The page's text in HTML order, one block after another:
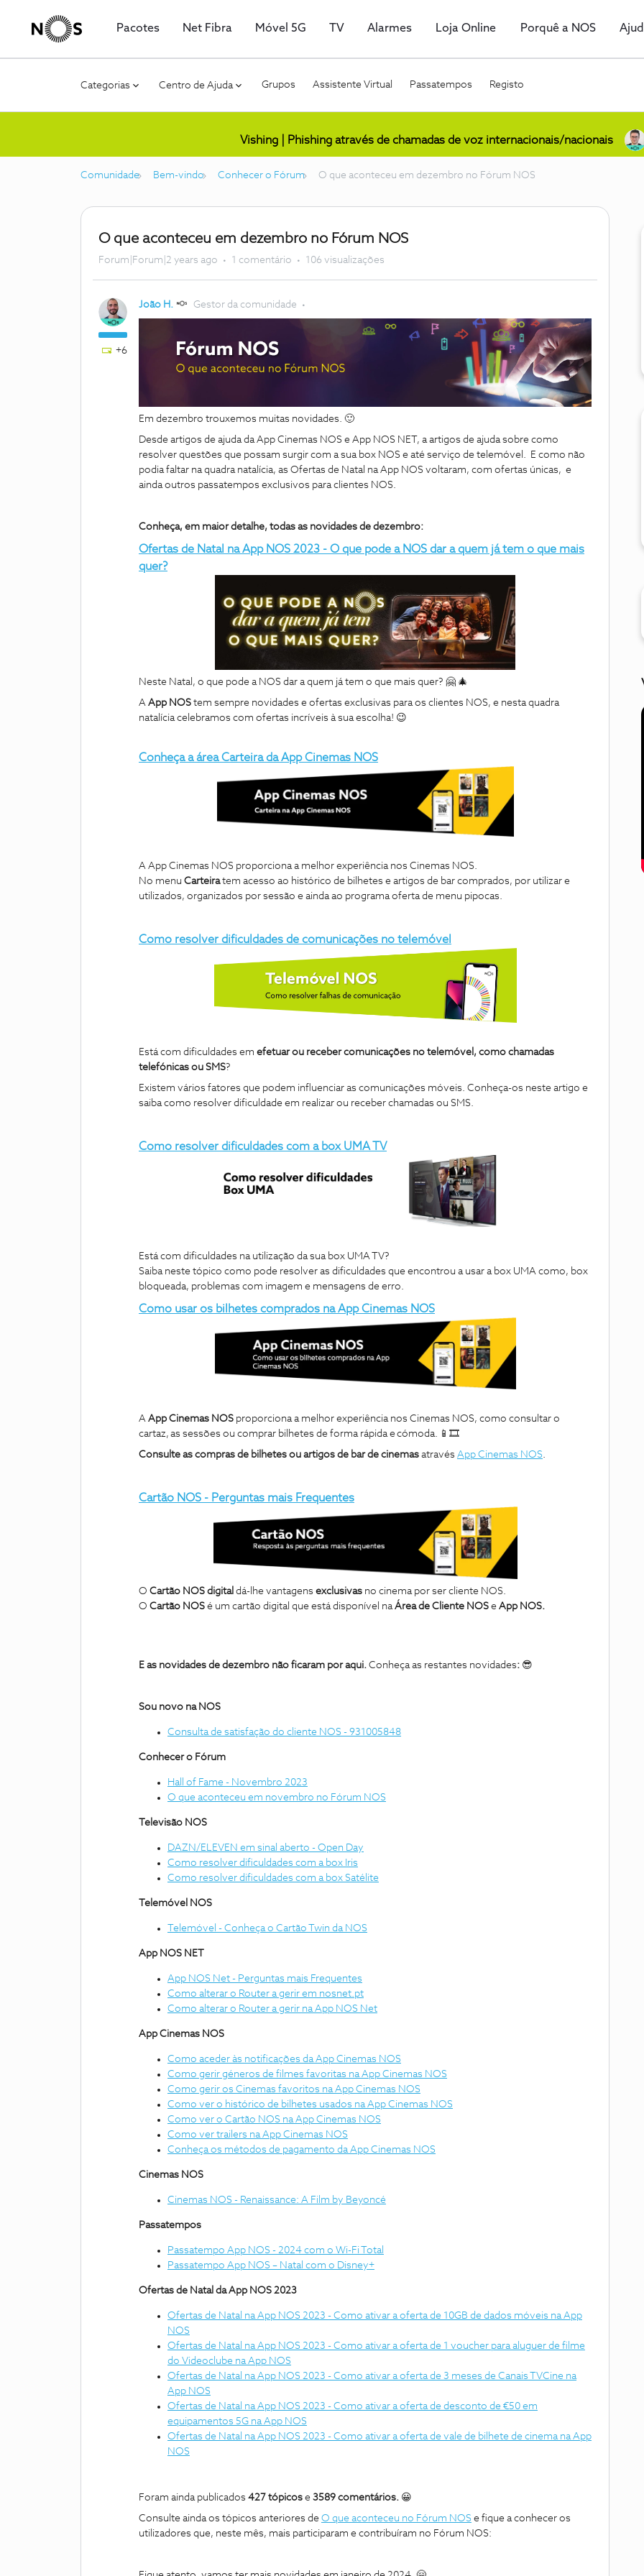
Pacotes Net Fibra Móvel 5G TV Alarmes Loja Online Porquê a NOS
Categorias Centro de Ajuda Grupos Assistente Virtual Passatempos Registo
Vishing | Phishing através de chamadas de voz internacionais/nacionais
Comunidade Bem-vindo Conhecer o Fórum O que aconteceu em dezembro no Fórum NOS
O que aconteceu em dezembro no Fórum NOS
Forum|Forum|2 years ago 1 comentário 106 visualizações
+6
João H. Gestor da comunidade
Em dezembro trouxemos muitas novidades. 🙂
Desde artigos de ajuda da App Cinemas NOS e App NOS NET, a artigos de ajuda sobre como
resolver questões que possam surgir com a sua box NOS e até serviço de telemóvel. E como não
podia faltar na quadra natalícia, as Ofertas de Natal na App NOS voltaram, com ofertas únicas, e
ainda outros passatempos exclusivos para clientes NOS.
Conheça, em maior detalhe, todas as novidades de dezembro:
Ofertas de Natal na App NOS 2023 - O que pode a NOS dar a quem já tem o que mais
quer?
Neste Natal, o que pode a NOS dar a quem já tem o que mais quer? 🤗 🎄
A App NOS tem sempre novidades e ofertas exclusivas para os clientes NOS, e nesta quadra
natalícia celebramos com ofertas incríveis à sua escolha! 😉
Conheça a área Carteira da App Cinemas NOS
A App Cinemas NOS proporciona a melhor experiência nos Cinemas NOS.
No menu Carteiratem acesso ao histórico de bilhetes e artigos de bar comprados, por utilizar e
utilizados, organizados por sessão e ainda ao programa oferta de menu pipocas.
Como resolver dificuldades de comunicações no telemóvel
Está com dificuldades em efetuar ou receber comunicações no telemóvel, como chamadas
telefónicas ou SMS?
Existem vários fatores que podem influenciar as comunicações móveis. Conheça-os neste artigo e
saiba como resolver dificuldade em realizar ou receber chamadas ou SMS.
Como resolver dificuldades com a box UMA TV
Está com dificuldades na utilização da sua box UMA TV?
Saiba neste tópico como pode resolver as dificuldades que encontrou a usar a box UMA como, box
bloqueada, problemas com imagem e mensagens de erro.
Como usar os bilhetes comprados na App Cinemas NOS
A App Cinemas NOS proporciona a melhor experiência nos Cinemas NOS, como consultar o
cartaz, as sessões ou comprar bilhetes de forma rápida e cómoda. 📱🎞
Consulte as compras de bilhetes ou artigos de bar de cinemas através App Cinemas NOS.
Cartão NOS - Perguntas mais Frequentes
O Cartão NOS digital dá-lhe vantagens exclusivas no cinema por ser cliente NOS.
O Cartão NOS é um cartão digital que está disponível na Área de Cliente NOS e App NOS.
E as novidades de dezembro não ficaram por aqui. Conheça as restantes novidades: 😎
Sou novo na NOS
Consulta de satisfação do cliente NOS - 931005848
Conhecer o Fórum
Hall of Fame - Novembro 2023
O que aconteceu em novembro no Fórum NOS
Televisão NOS
DAZN/ELEVEN em sinal aberto - Open Day
Como resolver dificuldades com a box Iris
Como resolver dificuldades com a box Satélite
Telemóvel NOS
Telemóvel - Conheça o Cartão Twin da NOS
App NOS NET
App NOS Net - Perguntas mais Frequentes
Como alterar o Router a gerir em nosnet.pt
Como alterar o Router a gerir na App NOS Net
App Cinemas NOS
Como aceder às notificações da App Cinemas NOS
Como gerir géneros de filmes favoritas na App Cinemas NOS
Como gerir os Cinemas favoritos na App Cinemas NOS
Como ver o histórico de bilhetes usados na App Cinemas NOS
Como ver o Cartão NOS na App Cinemas NOS
Como ver trailers na App Cinemas NOS
Conheça os métodos de pagamento da App Cinemas NOS
Cinemas NOS
Cinemas NOS - Renaissance: A Film by Beyoncé
Passatempos
Passatempo App NOS - 2024 com o Wi-Fi Total
Passatempo App NOS – Natal com o Disney+
Ofertas de Natal da App NOS 2023
Ofertas de Natal na App NOS 2023 - Como ativar a oferta de 10GB de dados móveis na App
NOS
Ofertas de Natal na App NOS 2023 - Como ativar a oferta de 1 voucher para aluguer de filme
do Videoclube na App NOS
Ofertas de Natal na App NOS 2023 - Como ativar a oferta de 3 meses de Canais TVCine na
App NOS
Ofertas de Natal na App NOS 2023 - Como ativar a oferta de desconto de €50 em
equipamentos 5G na App NOS
Ofertas de Natal na App NOS 2023 - Como ativar a oferta de vale de bilhete de cinema na App
NOS
Foram ainda publicados 427 tópicos e 3589 comentários. 😀
Consulte ainda os tópicos anteriores de O que aconteceu no Fórum NOS e fique a conhecer os
utilizadores que, neste mês, mais participaram e contribuíram no Fórum NOS: